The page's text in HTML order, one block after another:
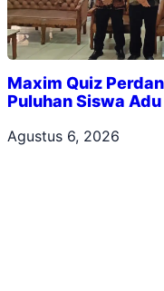
Maxim Quiz
Puluhan Siswa
Agustus 6, 2026